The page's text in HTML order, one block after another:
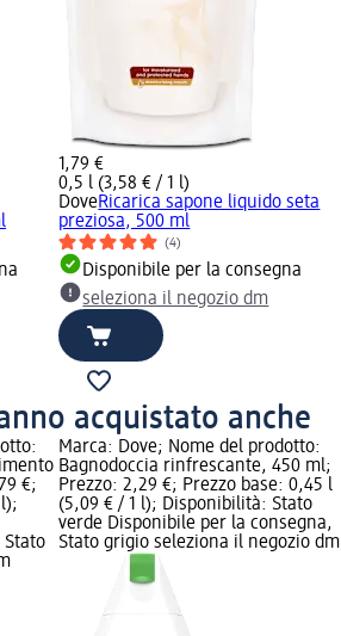
1,79 €
0,5 l (3,58 € / 1 l)
DoveRicarica sapone liquido seta
preziosa, 500 ml
(4)
Disponibile per la consegna
seleziona il negozio dm
acquistato anche
€;
Stato
Marca: Dove; Nome del prodotto:
Bagnodoccia rinfrescante, 450 ml;
Prezzo: 2,29 €; Prezzo base: 0,45 l
(5,09 € / 1 l); Disponibilità: Stato
verde Disponibile per la consegna,
Stato grigio seleziona il negozio dm